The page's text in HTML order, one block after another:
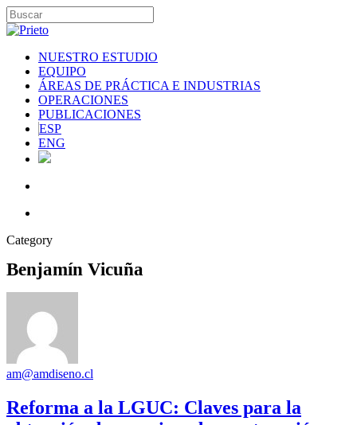
NUESTRO ESTUDIO
EQUIPO
ÁREAS DE PRÁCTICA E INDUSTRIAS
OPERACIONES
PUBLICACIONES
ESP
ENG
Category
Benjamín Vicuña
am@amdiseno.cl
Reforma a la LGUC: Claves para la